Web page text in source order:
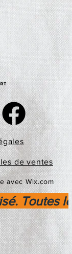
de ventes
avec Wix.com
Toutes